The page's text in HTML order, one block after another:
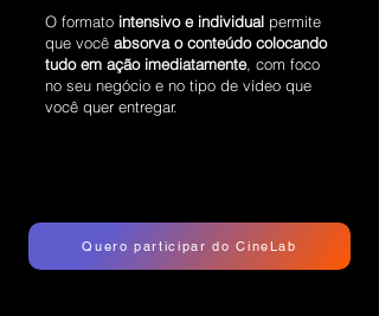
O formato intensivo e individual permite
que você absorva o conteúdo colocando
tudo em ação imediatamente, com foco
no seu negócio e no tipo de vídeo que
você quer entregar.
Quero participar do CineLab